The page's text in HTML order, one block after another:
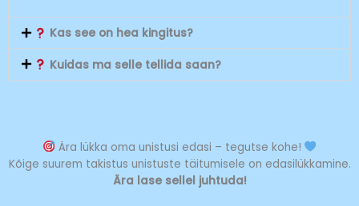
Kas see on hea kingitus?
Kuidas ma selle tellida saan?
Ära lükka oma unistusi edasi – tegutse kohe!
Kõige suurem takistus unistuste täitumisele on edasilükkamine.
Ära lase sellel juhtuda!